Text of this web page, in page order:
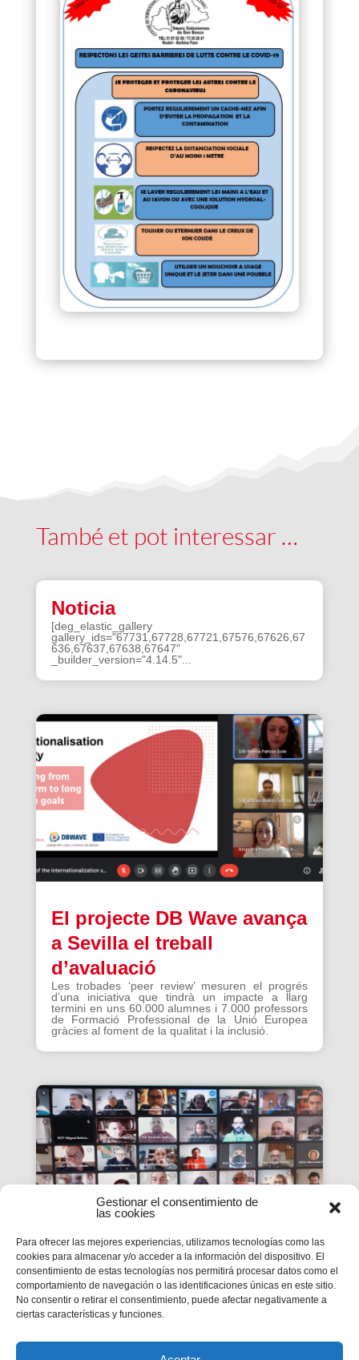
Gestionar el consentimiento de
las cookies
Para ofrecer las mejores experiencias, utilizamos tecnologías como las
cookies para almacenar y/o acceder a la información del dispositivo. El
consentimiento de estas tecnologías nos permitirá procesar datos como el
comportamiento de navegación o las identificaciones únicas en este sitio.
No consentir o retirar el consentimiento, puede afectar negativamente a
ciertas características y funciones.
També et pot interessar …
Noticia
[deg_elastic_gallery
gallery_ids="67731,67728,67721,67576,67626,67
636,67637,67638,67647"
_builder_version="4.14.5"...
El projecte DB Wave avança
a Sevilla el treball
d’avaluació
Les trobades ‘peer review’ mesuren el progrés
d’una iniciativa que tindrà un impacte a llarg
termini en uns 60.000 alumnes i 7.000 professors
de Formació Professional de la Unió Europea
gràcies al foment de la qualitat i la inclusió.
La #PasquaSalesiana 2022
inicia el seu camí de
preparació
Tindran lloc durant el mes d’abril.